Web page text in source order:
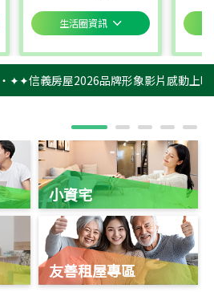
生活圈資訊
‧✦✦信義房屋2026品牌形象影片感動上
小資宅
友善租屋專區